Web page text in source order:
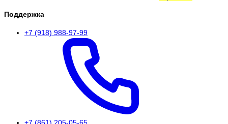
Поддержка
+7 (918) 988-97-99
+7 (861) 205-05-65